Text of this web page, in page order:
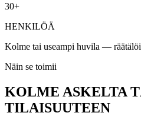
30+
HENKILÖÄ
Kolme tai useampi huvila —
Näin se toimii
KOLME ASKELTA
TILAISUUTEEN